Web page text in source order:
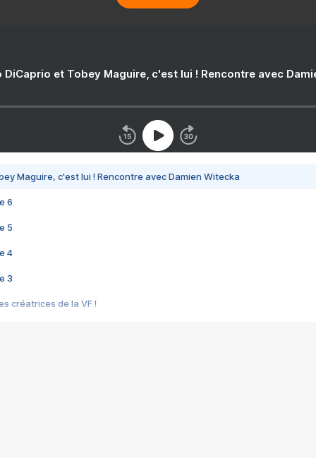
DiCaprio et Tobey Maguire, c'est lui ! Rencontre avec
Maguire, c'est lui ! Rencontre avec Damien Witecka
6
5
4
3
créatrices de la VF !